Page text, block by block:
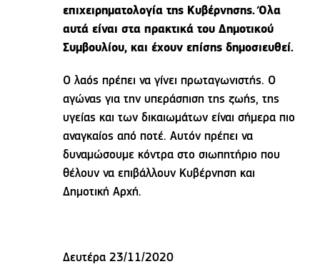
επιχειρηματολογία της Κυβέρνησης. Όλα
αυτά είναι στα πρακτικά του Δημοτικού
Συμβουλίου, και έχουν επίσης δημοσιευθεί.
Ο λαός πρέπει να γίνει πρωταγωνιστής. Ο
αγώνας για την υπεράσπιση της ζωής, της
υγείας και των δικαιωμάτων είναι σήμερα πιο
αναγκαίος από ποτέ. Αυτόν πρέπει να
δυναμώσουμε κόντρα στο σιωπητήριο που
θέλουν να επιβάλλουν Κυβέρνηση και
Δημοτική Αρχή.
Δευτέρα 23/11/2020